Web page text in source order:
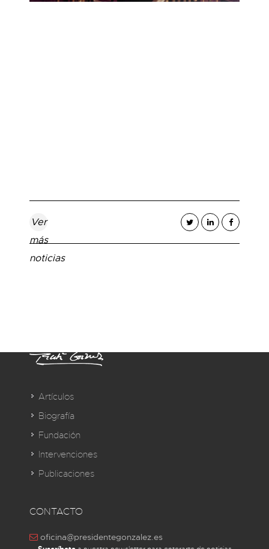
Ver
más
noticias
Artículos
Biografía
Fundación
Intervenciones
Publicaciones
CONTACTO
oficina@presidentegonzalez.es